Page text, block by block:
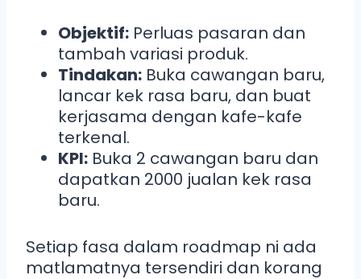
Objektif: Perluas pasaran dan
tambah variasi produk.
Tindakan: Buka cawangan baru,
lancar kek rasa baru, dan buat
kerjasama dengan kafe-kafe
terkenal.
KPI: Buka 2 cawangan baru dan
dapatkan 2000 jualan kek rasa
baru.
Setiap fasa dalam roadmap ni ada
matlamatnya tersendiri dan korang